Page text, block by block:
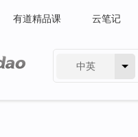
有道精品课 云笔记
中英